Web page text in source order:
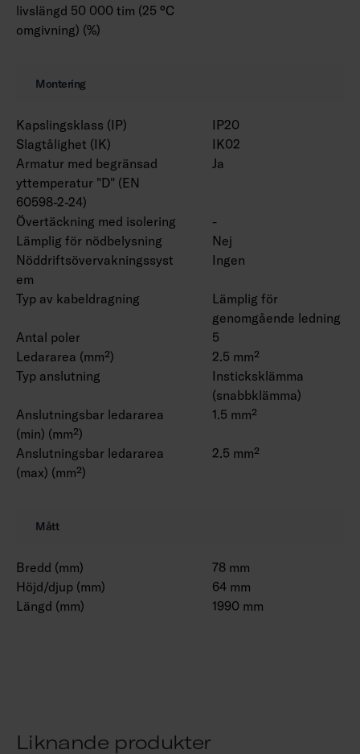
livslängd 50 000 tim (25 °C
omgivning) (%)
Montering
Kapslingsklass (IP)
IP20
Slagtålighet (IK)
IK02
Armatur med begränsad
yttemperatur "D" (EN
60598-2-24)
Ja
Övertäckning med isolering
-
Lämplig för nödbelysning
Nej
Nöddriftsövervakningssyst
em
Ingen
Typ av kabeldragning
Lämplig för
genomgående ledning
Antal poler
5
Ledararea (mm²)
2.5 mm²
Typ anslutning
Insticksklämma
(snabbklämma)
Anslutningsbar ledararea
(min) (mm²)
1.5 mm²
Anslutningsbar ledararea
(max) (mm²)
2.5 mm²
Mått
Bredd (mm)
78 mm
Höjd/djup (mm)
64 mm
Längd (mm)
1990 mm
Liknande produkter